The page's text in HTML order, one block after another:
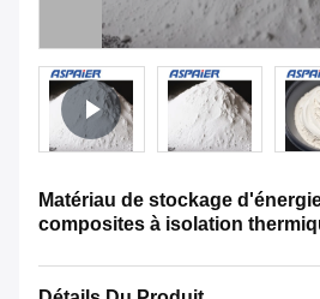
Matériau de stockage
composites à isolation